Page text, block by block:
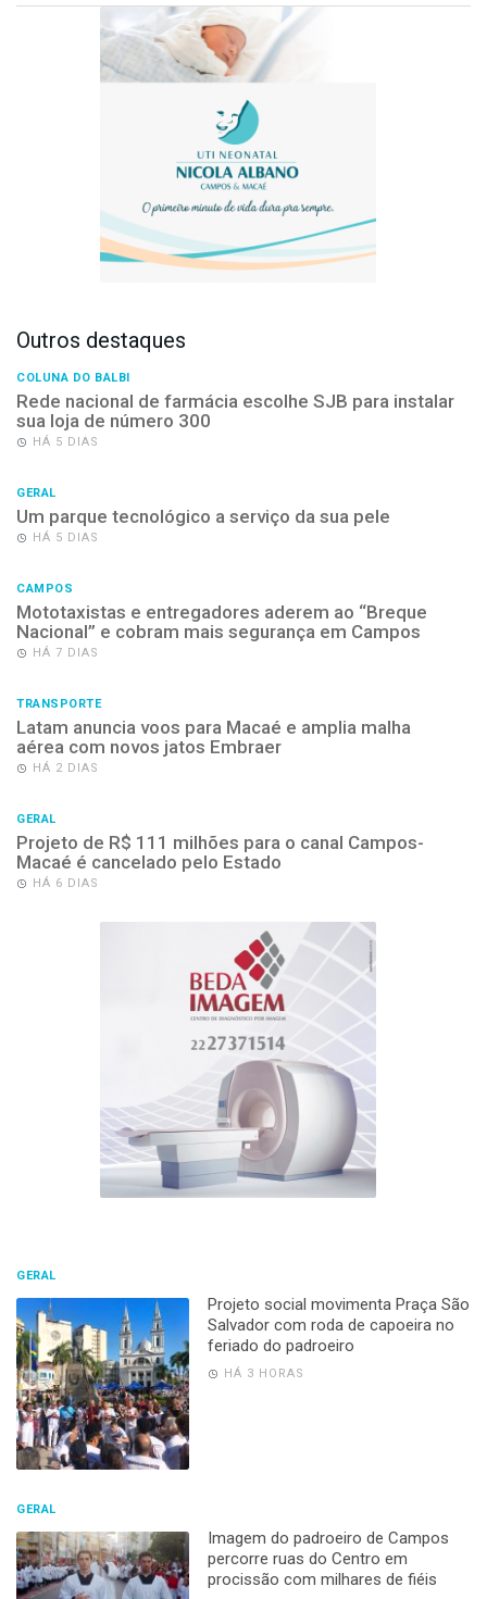
Outros destaques
COLUNA DO BALBI
Rede nacional de farmácia escolhe SJB para instalar
sua loja de número 300
HÁ 5 DIAS
GERAL
Um parque tecnológico a serviço da sua pele
HÁ 5 DIAS
CAMPOS
Mototaxistas e entregadores aderem ao “Breque
Nacional” e cobram mais segurança em Campos
HÁ 7 DIAS
TRANSPORTE
Latam anuncia voos para Macaé e amplia malha
aérea com novos jatos Embraer
HÁ 2 DIAS
GERAL
Projeto de R$ 111 milhões para o canal Campos-
Macaé é cancelado pelo Estado
HÁ 6 DIAS
GERAL
Projeto social movimenta Praça São
Salvador com roda de capoeira no
feriado do padroeiro
HÁ 3 HORAS
GERAL
Imagem do padroeiro de Campos
percorre ruas do Centro em
procissão com milhares de fiéis